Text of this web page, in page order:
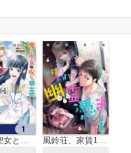
奪われ聖女と呪われ騎士団の聖域引き篭もりスローライフ【分冊版】 風鈴荘、家賃1万幽霊（オバケ）憑き【単話売】